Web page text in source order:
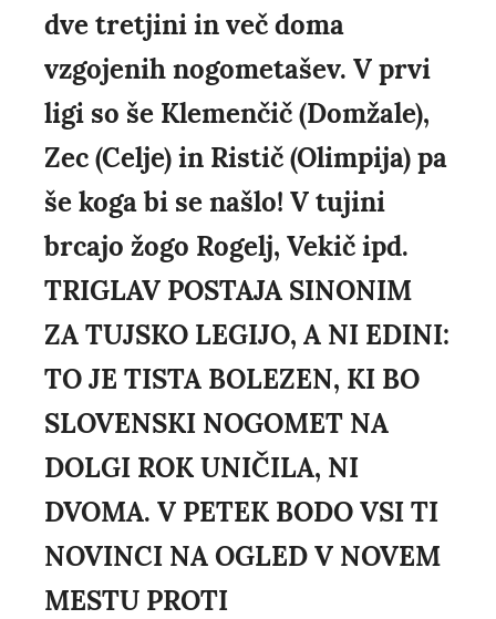
dve tretjini in več doma
vzgojenih nogometašev. V prvi
ligi so še Klemenčič (Domžale),
Zec (Celje) in Ristič (Olimpija) pa
še koga bi se našlo! V tujini
brcajo žogo Rogelj, Vekič ipd.
TRIGLAV POSTAJA SINONIM
ZA TUJSKO LEGIJO, A NI EDINI:
TO JE TISTA BOLEZEN, KI BO
SLOVENSKI NOGOMET NA
DOLGI ROK UNIČILA, NI
DVOMA. V PETEK BODO VSI TI
NOVINCI NA OGLED V NOVEM
MESTU PROTI